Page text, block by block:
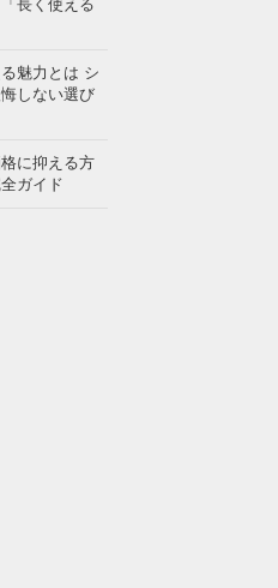
長く使える
魅力とは シ
しない選び
に抑える方
ガイド